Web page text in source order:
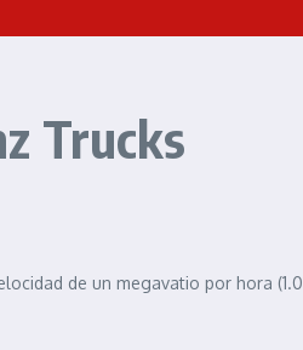
Trucks
de un megavatio por hora